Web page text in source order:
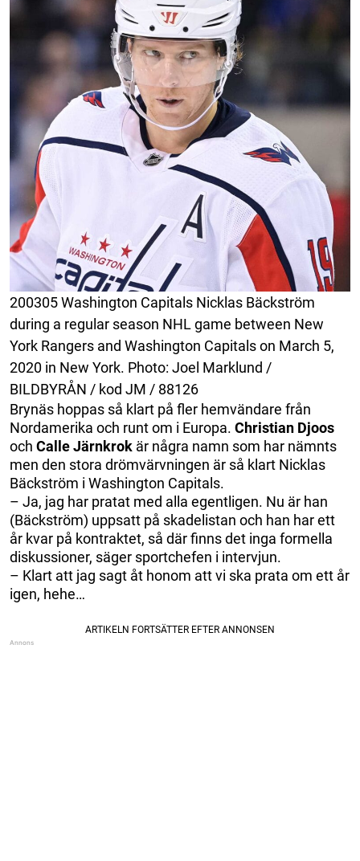
200305 Washington Capitals Nicklas Bäckström
during a regular season NHL game between New
York Rangers and Washington Capitals on March 5,
2020 in New York. Photo: Joel Marklund /
BILDBYRÅN / kod JM / 88126
Brynäs hoppas så klart på fler hemvändare från
Nordamerika och runt om i Europa. Christian Djoos
och Calle Järnkrok är några namn som har nämnts
men den stora drömvärvningen är så klart Nicklas
Bäckström i Washington Capitals.
– Ja, jag har pratat med alla egentligen. Nu är han
(Bäckström) uppsatt på skadelistan och han har ett
år kvar på kontraktet, så där finns det inga formella
diskussioner, säger sportchefen i intervjun.
– Klart att jag sagt åt honom att vi ska prata om ett år
igen, hehe…